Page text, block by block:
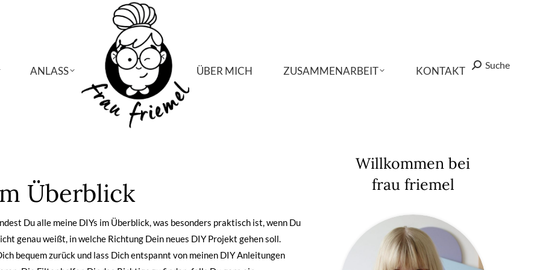
ANLASS ÜBER MICH ZUSAMMENARBEIT KONTAKT Search:
Suche
Überblick
Du alle meine DIYs im Überblick, was besonders praktisch ist, wenn Du
genau weißt, in welche Richtung Dein neues DIY Projekt gehen soll.
bequem zurück und lass Dich entspannt von meinen DIY Anleitungen
Willkommen bei
frau friemel
ANLASS ÜBER MICH ZUSAMMENARBEIT KONTAKT Search:
Suche